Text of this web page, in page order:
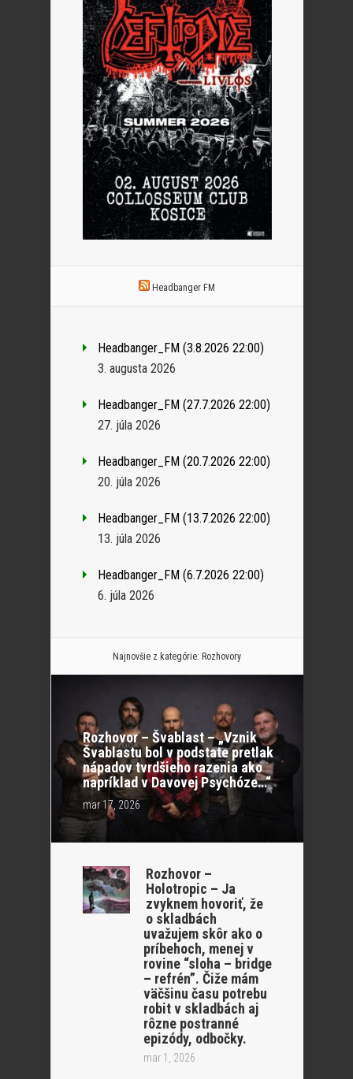
Headbanger FM
Headbanger_FM (3.8.2026 22:00)
3. augusta 2026
Headbanger_FM (27.7.2026 22:00)
27. júla 2026
Headbanger_FM (20.7.2026 22:00)
20. júla 2026
Headbanger_FM (13.7.2026 22:00)
13. júla 2026
Headbanger_FM (6.7.2026 22:00)
6. júla 2026
Najnovšie z kategórie: Rozhovory
Rozhovor – Švablast – „Vznik
Švablastu bol v podstate pretlak
nápadov tvrdšieho razenia ako
napríklad v Davovej Psychóze…“
mar 17, 2026
Rozhovor –
Holotropic – Ja
zvyknem hovoriť, že
o skladbách
uvažujem skôr ako o
príbehoch, menej v
rovine “sloha – bridge
– refrén”. Čiže mám
väčšinu času potrebu
robit v skladbách aj
rôzne postranné
epizódy, odbočky.
mar 1, 2026